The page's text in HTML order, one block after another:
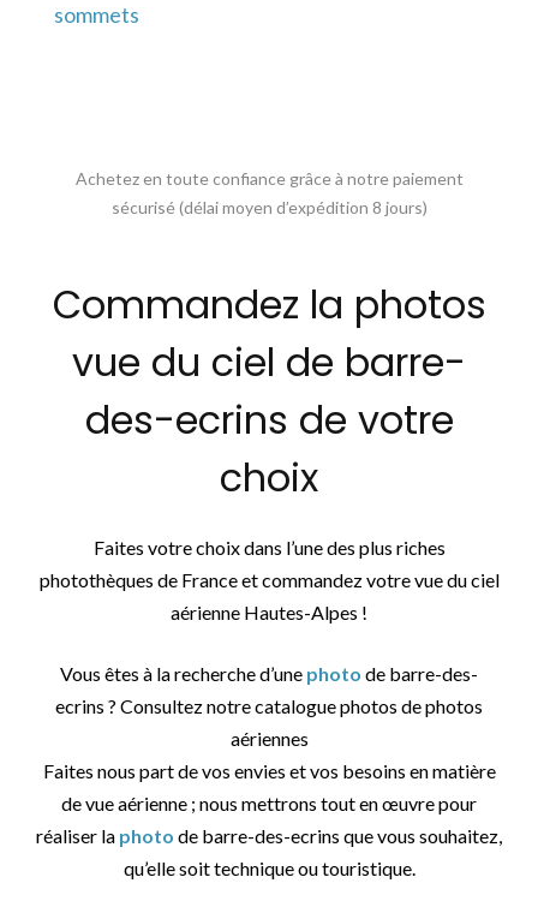
sommets
Achetez en toute confiance grâce à notre paiement
sécurisé (délai moyen d’expédition 8 jours)
Commandez la photos
vue du ciel de barre-
des-ecrins de votre
choix
Faites votre choix dans l’une des plus riches
photothèques de France et commandez votre vue du ciel
aérienne Hautes-Alpes !
Vous êtes à la recherche d’une photo de barre-des-
ecrins ? Consultez notre catalogue photos de photos
aériennes
Faites nous part de vos envies et vos besoins en matière
de vue aérienne ; nous mettrons tout en œuvre pour
réaliser la photo de barre-des-ecrins que vous souhaitez,
qu’elle soit technique ou touristique.